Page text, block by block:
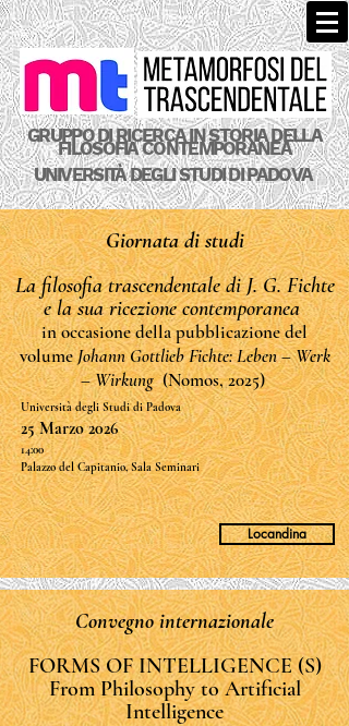
GRUPPO DI RICERCAIN STORIADELLA
FILOSOFIA CONTEMPORANEA
UNIVERSITÀDEGLI STUDIDI PADOVA
Giornata di studi
La filosofia trascendentale di J. G. Fichte
e la sua ricezione contemporanea
in occasione della pubblicazione del
volumeJohann Gottlieb Fichte: Leben – Werk
– Wirkung(Nomos, 2025)
Università degli Studi di Padova
25 Marzo 2026
14:00
Palazzo del Capitanio, Sala Seminari
Locandina
Convegno internazionale
FORMS OF INTELLIGENCE (S)
From Philosophy to Artificial
Intelligence